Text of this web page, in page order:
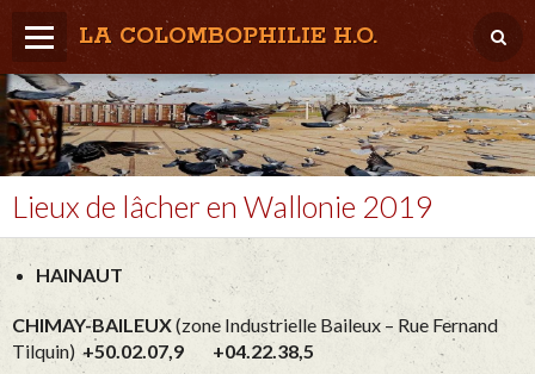
LA COLOMBOPHILIE H.O.
Home
Météo / Het weer
Lâcher / Los
Result. clubs, Provincial, (Inter)National
RFCB / KBDB
Lieux de lâcher en Wallonie 2019
HAINAUT
CHIMAY-BAILEUX(zone Industrielle Baileux – Rue Fernand
Tilquin)+50.02.07,9 +04.22.38,5